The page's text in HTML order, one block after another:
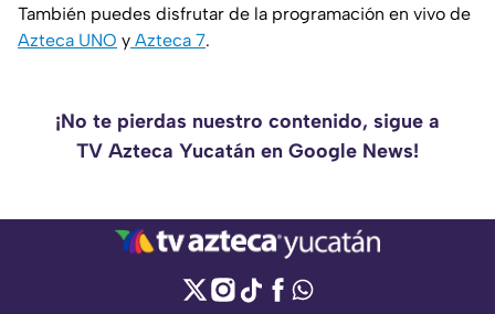
También puedes disfrutar de la programación en vivo de
Azteca UNO y Azteca 7.
¡No te pierdas nuestro contenido, sigue a
TV Azteca Yucatán en Google News!